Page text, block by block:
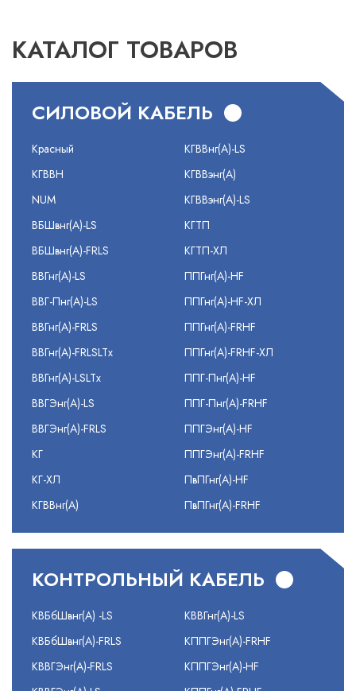
КАТАЛОГ ТОВАРОВ
СИЛОВОЙ КАБЕЛЬ
Красный
КГВВН
NUM
ВБШвнг(А)-LS
ВБШвнг(А)-FRLS
ВВГнг(А)-LS
ВВГ-Пнг(А)-LS
ВВГнг(А)-FRLS
ВВГнг(А)-FRLSLTx
ВВГнг(А)-LSLTx
ВВГЭнг(А)-LS
ВВГЭнг(А)-FRLS
КГ
КГ-ХЛ
КГВВнг(А)
КГВВнг(А)-LS
КГВВэнг(А)
КГВВэнг(А)-LS
КГТП
КГТП-ХЛ
ППГнг(А)-HF
ППГнг(А)-HF-ХЛ
ППГнг(А)-FRHF
ППГнг(А)-FRHF-ХЛ
ППГ-Пнг(А)-HF
ППГ-Пнг(А)-FRHF
ППГЭнг(А)-HF
ППГЭнг(А)-FRHF
ПвПГнг(А)-HF
ПвПГнг(А)-FRHF
КОНТРОЛЬНЫЙ КАБЕЛЬ
КВБбШвнг(А) -LS
КВБбШвнг(А)-FRLS
КВВГЭнг(А)-FRLS
КВВГнг(А)-LS
КППГЭнг(А)-FRHF
КППГЭнг(А)-HF